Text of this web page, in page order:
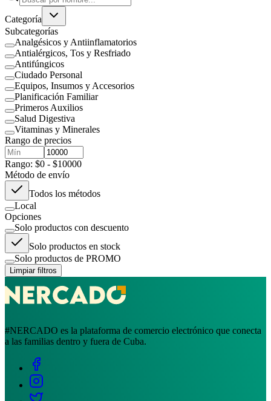
Categoría
Subcategorías
Analgésicos y Antiinflamatorios
Antialérgicos, Tos y Resfriado
Antifúngicos
Ciudado Personal
Equipos, Insumos y Accesorios
Planificación Familiar
Primeros Auxilios
Salud Digestiva
Vitaminas y Minerales
Rango de precios
Rango: $0 - $10000
Método de envío
Todos los métodos
Local
Opciones
Solo productos con descuento
Solo productos en stock
Solo productos de PROMO
Limpiar filtros
#NERCADO es la plataforma de comercio electrónico que conecta
a las familias dentro y fuera de Cuba.